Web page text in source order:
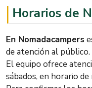
Horarios de
En Nomadacampers
de atención al público.
El equipo ofrece
sábados, en horario